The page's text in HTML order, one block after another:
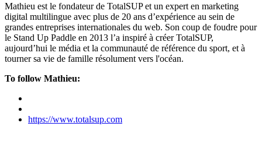
Mathieu est le fondateur de TotalSUP et un expert en marketing
digital multilingue avec plus de 20 ans d’expérience au sein de
grandes entreprises internationales du web. Son coup de foudre pour
le Stand Up Paddle en 2013 l’a inspiré à créer TotalSUP,
aujourd’hui le média et la communauté de référence du sport, et à
tourner sa vie de famille résolument vers l'océan.
To follow Mathieu:
https://www.totalsup.com